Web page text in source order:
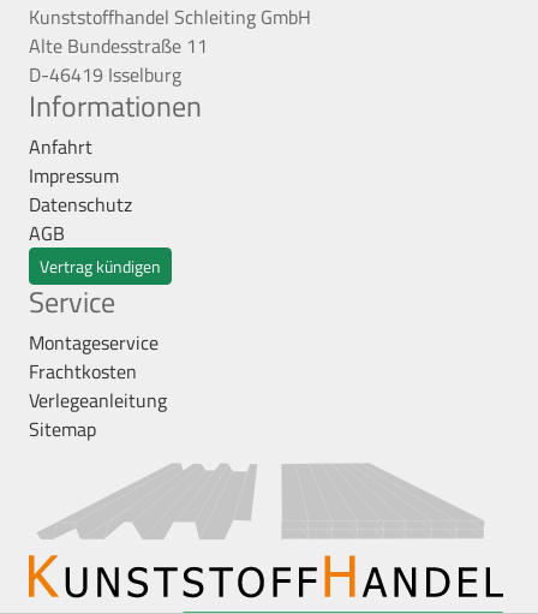
Kunststoffhandel Schleiting GmbH
Alte Bundesstraße 11
D-46419 Isselburg
Informationen
Anfahrt
Impressum
Datenschutz
AGB
Vertrag kündigen
Service
Montageservice
Frachtkosten
Verlegeanleitung
Sitemap